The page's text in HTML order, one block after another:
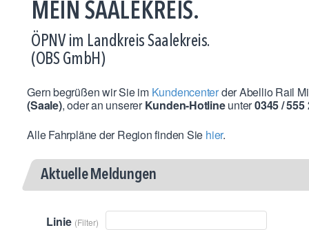
MEIN SAALEKREIS.
ÖPNV im Landkreis Saalekreis.
(OBS GmbH)
Gern begrüßen wir Sie im Kundencenterder Abellio Rail
(Saale), oder an unsererKunden-Hotlineunter0345 / 555
Alle Fahrpläne der Region finden Sie hier.
Aktuelle Meldungen
Linie (Filter)